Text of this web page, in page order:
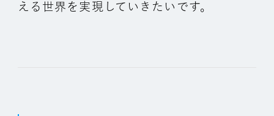
える世界を実現していきたいです。